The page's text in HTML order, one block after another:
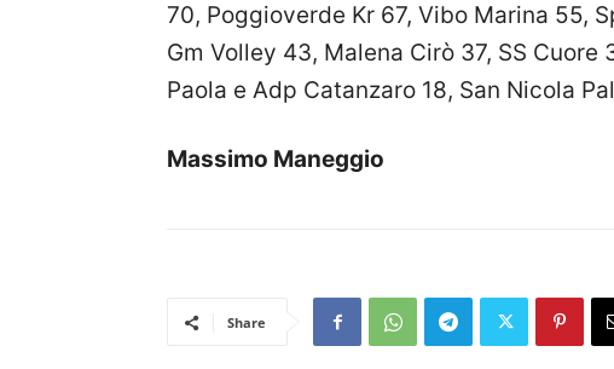
70, Poggioverde Kr 67, Vibo Marina 55,
Gm Volley 43, Malena Cirò 37, SS
Paola e Adp Catanzaro 18, San Nicola
Massimo Maneggio
Share